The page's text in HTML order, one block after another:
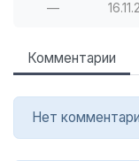
—
Комментарии
Нет